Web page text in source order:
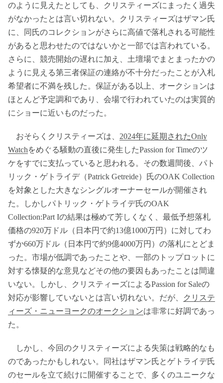
のように見えたとしても、クリスティーズにまったく過失
がなかったとは言い切れない。クリスティーズはザマン氏
に、同氏のコレクションがさらに高値で落札される可能性
があると思わせたのではないかと一部では言われている。
さらに、競売開始の遅れに加え、土壇場でまとまったかの
ように見える第三者保証の連絡が不十分だったことが入札
希望者に不満を残した。保証がある以上、オークションは
ほとんど予定調和であり、会場で行われていたのは実質的
にショーに近いものだった。
おそらくクリスティーズは、 2024年に延期されたOnly
Watchをめぐる騒動の直後に発生したPassion for Timeのツ
ケをすでに支払っていると思われる。その数週間後、パト
リック・ゲトライデ（Patrick Getreide）氏のOAK Collection
を対象とした大きなシングルオーナーセールが開催され
た。しかしパトリック・ゲトライデ氏のOAK
Collection:Part Iの結果は極めて芳しくなく、最低予想落札
価格の920万ドル（日本円で約13億1000万円）に対してわ
ずか660万ドル（日本円で約9億4000万円）の落札にとどま
った。市場が低調であったことや、一部のトップロットに
対する懐疑的な意見などその他の要因もあったことは間違
いない。しかし、クリスティーズによるPassion for Saleの
対応が影響していないとは言い切れない。だが、
クリステ
ィーズ・ニューヨークのオークションは非常に好調であっ
た。
しかし、今回のクリスティーズによる失策は戦略的なも
のであったかもしれない。同社はザマン氏とゲトライデ氏
のセールを立て続けに開催することで、多くのユニークな